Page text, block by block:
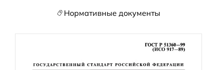
Нормативные документы